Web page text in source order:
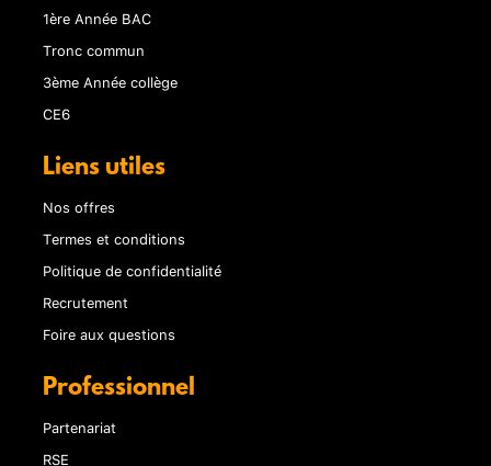
1ère Année BAC
Tronc commun
3ème Année collège
CE6
Liens utiles
Nos offres
Termes et conditions
Politique de confidentialité
Recrutement
Foire aux questions
Professionnel
Partenariat
RSE